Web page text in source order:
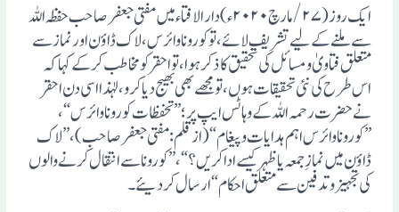
ایک روز (۲۷/ مارچ ۲۰۲۰ء) دار الافتاء میں مفتی جعفر صاحب حفظہ اللہ
سے ملنے کے لیے تشریف لائے، تو کورونا وائرس، لاک ڈاوٴن اور نمازسے
متعلق فتاویٰ ومسائل کی تحقیق کا ذکر ہوا، تو احقر کو مخاطب کرکے کہا کہ
اس طرح کی نئی تحقیقات ہوں، تو مجھے بھی بھیج دیا کرو، لہٰذا اسی دن احقر
نے حضرت رحمہ اللہ کے وہاٹس ایپ پر؛”تحفظات کورونا وائرس“،
”کورونا وائرس اہم ہدایات وپیغام“ (از قلم: مفتی جعفر صاحب)، ”لاک
ڈاوٴن میں نمازِجمعہ یا ظہر کیسے ادا کریں؟“، ”کورونا سے انتقال کرنے والوں
کی تجہیزوتدفین سے متعلق احکام“ ارسال کردیئے۔